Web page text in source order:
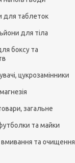
для таблеток
для тіла
боксу та
цукрозамінники
загальне
та майки
та очищення